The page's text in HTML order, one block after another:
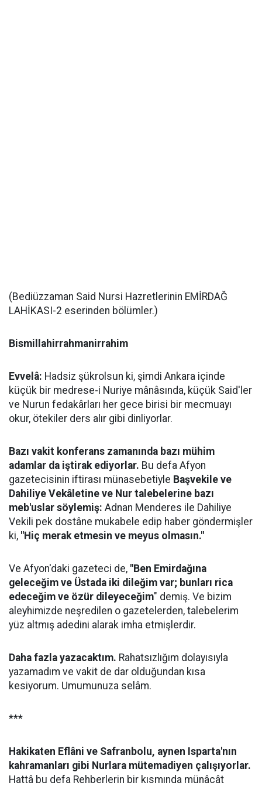
(Bediüzzaman Said Nursi Hazretlerinin EMİRDAĞ
LAHİKASI-2 eserinden bölümler.)
Bismillahirrahmanirrahim
Evvelâ: Hadsiz şükrolsun ki, şimdi Ankara içinde
küçük bir medrese-i Nuriye mânâsında, küçük Said'ler
ve Nurun fedakârları her gece birisi bir mecmuayı
okur, ötekiler ders alır gibi dinliyorlar.
Bazı vakit konferans zamanında bazı mühim
adamlar da iştirak ediyorlar. Bu defa Afyon
gazetecisinin iftirası münasebetiyle Başvekile ve
Dahiliye Vekâletine ve Nur talebelerine bazı
meb'uslar söylemiş: Adnan Menderes ile Dahiliye
Vekili pek dostâne mukabele edip haber göndermişler
ki, "Hiç merak etmesin ve meyus olmasın."
Ve Afyon'daki gazeteci de, "Ben Emirdağına
geleceğim ve Üstada iki dileğim var; bunları rica
edeceğim ve özür dileyeceğim" demiş. Ve bizim
aleyhimizde neşredilen o gazetelerden, talebelerim
yüz altmış adedini alarak imha etmişlerdir.
Daha fazla yazacaktım. Rahatsızlığım dolayısıyla
yazamadım ve vakit de dar olduğundan kısa
kesiyorum. Umumunuza selâm.
***
Hakikaten Eflâni ve Safranbolu, aynen Isparta'nın
kahramanları gibi Nurlara mütemadiyen çalışıyorlar.
Hattâ bu defa Rehberlerin bir kısmında münâcât